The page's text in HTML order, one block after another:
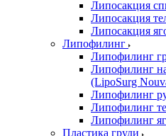
Липосакция
Липосакция
Липосакция
Липофилинг
Липофилинг
Липофилинг
(LipoSurg
Липофилинг
Липофилинг
Липофилинг
Пластика груди